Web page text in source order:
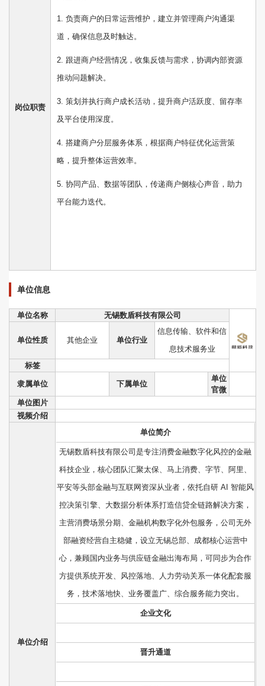
岗位职责
1. 负责商户的日常运营维护，建立并管理商户沟通渠
道，确保信息及时触达。
2. 跟进商户经营情况，收集反馈与需求，协调内部资源
推动问题解决。
3. 策划并执行商户成长活动，提升商户活跃度、留存率
及平台使用深度。
4. 搭建商户分层服务体系，根据商户特征优化运营策
略，提升整体运营效率。
5. 协同产品、数据等团队，传递商户侧核心声音，助力
平台能力迭代。
单位信息
单位名称 无锡数盾科技有限公司
单位性质 其他企业 单位行业
信息传输、软件和信
息技术服务业
标签
隶属单位 下属单位
单位
官微
单位图片
视频介绍
单位介绍
单位简介
无锡数盾科技有限公司是专注消费金融数字化风控的金融
科技企业，核心团队汇聚太保、马上消费、字节、阿里、
平安等头部金融与互联网资深从业者，依托自研 AI 智能风
控决策引擎、大数据分析体系打造信贷全链路解决方案，
主营消费场景分期、金融机构数字化外包服务，公司无外
部融资经营自主稳健，设立无锡总部、成都核心运营中
心，兼顾国内业务与供应链金融出海布局，可同步为合作
方提供系统开发、风控落地、人力劳动关系一体化配套服
务，技术落地快、业务覆盖广、综合服务能力突出。
企业文化
晋升通道